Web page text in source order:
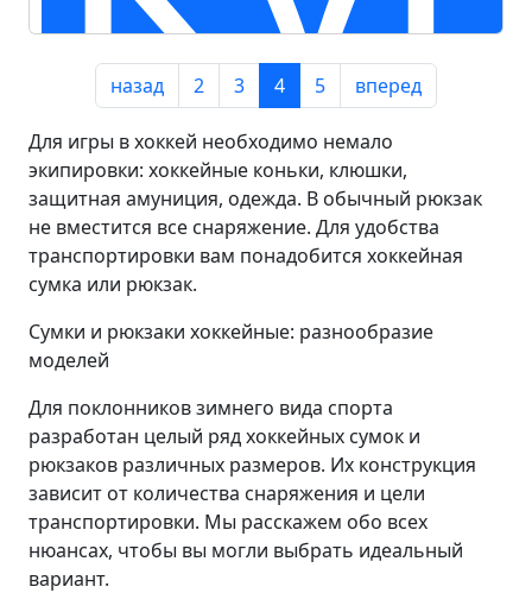
назад 2 3 4 5 вперед
Для игры в хоккей необходимо немало
экипировки: хоккейные коньки, клюшки,
защитная амуниция, одежда. В обычный рюкзак
не вместится все снаряжение. Для удобства
транспортировки вам понадобится хоккейная
сумка или рюкзак.
Сумки и рюкзаки хоккейные: разнообразие
моделей
Для поклонников зимнего вида спорта
разработан целый ряд хоккейных сумок и
рюкзаков различных размеров. Их конструкция
зависит от количества снаряжения и цели
транспортировки. Мы расскажем обо всех
нюансах, чтобы вы могли выбрать идеальный
вариант.